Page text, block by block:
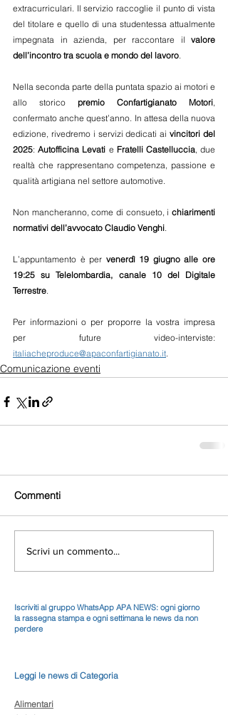
extracurriculari. Il servizio raccoglie il punto di vista
del titolare e quello di una studentessa attualmente
impegnata in azienda, per raccontare il valore
dell’incontro tra scuola e mondo del lavoro.
Nella seconda parte della puntata spazio ai motori e
allo storico premio Confartigianato Motori,
confermato anche quest’anno. In attesa della nuova
edizione, rivedremo i servizi dedicati ai vincitori del
2025: Autofficina Levati e Fratelli Castelluccia, due
realtà che rappresentano competenza, passione e
qualità artigiana nel settore automotive.
Non mancheranno, come di consueto, i chiarimenti
normativi dell’avvocato Claudio Venghi.
L’appuntamento è per venerdì 19 giugno alle ore
19:25 su Telelombardia, canale 10 del Digitale
Terrestre.
Per informazioni o per proporre la vostra impresa
italiacheproduce@apaconfartigianato.it.
Comunicazione eventi
Commenti
Scrivi un commento...
Iscriviti al gruppo WhatsApp APA NEWS: ogni giorno
la rassegna stampa e ogni settimana le news da non
perdere
Leggi le news di Categoria
Alimentari